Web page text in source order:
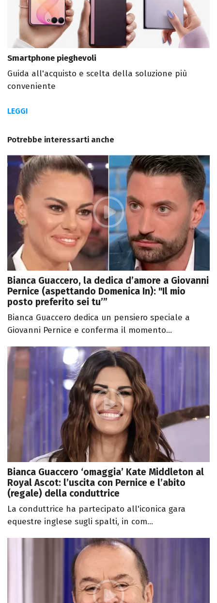
Smartphone pieghevoli
Guida all'acquisto e scelta della soluzione più
conveniente
LEGGI
Potrebbe interessarti anche
Bianca Guaccero, la dedica d’amore a Giovanni
Pernice (aspettando Domenica In): "Il mio
posto preferito sei tu’”
Bianca Guaccero dedica un pensiero speciale a
Giovanni Pernice e conferma il momento...
Bianca Guaccero ‘omaggia’ Kate Middleton al
Royal Ascot: l’uscita con Pernice e l’abito
(regale) della conduttrice
La conduttrice ha partecipato all'iconica gara
equestre inglese sugli spalti, in com...